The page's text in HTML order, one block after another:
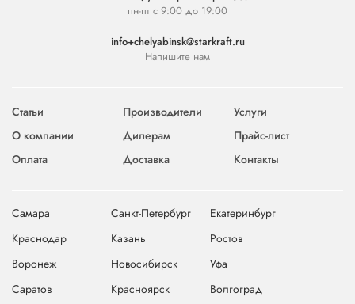
пн-пт с 9:00 до 19:00
info+chelyabinsk@starkraft.ru
Напишите нам
Статьи Производители
Услуги
О компании
Дилерам
Прайс-лист
Оплата
Доставка Контакты
Самара Санкт-Петербург
Екатеринбург
Краснодар
Казань
Ростов
Воронеж
Новосибирск
Уфа
Саратов
Красноярск Волгоград